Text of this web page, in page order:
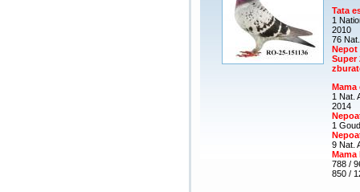
Tata
1
2010
76
Nepot
Super
Mama
1 Nat.
2014
1
9 Nat.
Mama
788 /
850 /